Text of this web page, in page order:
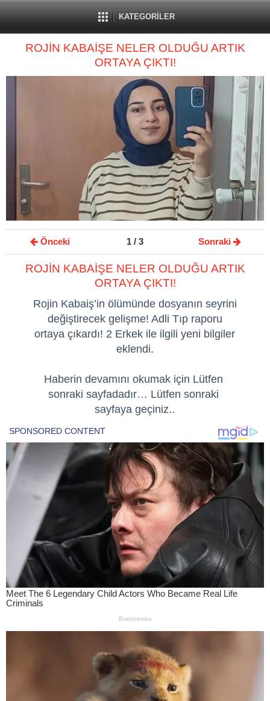
KATEGORİLER
ROJİN KABAİŞE NELER OLDUĞU ARTIK
ORTAYA ÇIKTI!
Önceki 1/ 3 Sonraki
ROJİN KABAİŞE NELER OLDUĞU ARTIK
ORTAYA ÇIKTI!
Rojin Kabaiş’in ölümünde dosyanın seyrini
değiştirecek gelişme! Adli Tıp raporu
ortaya çıkardı! 2 Erkek ile ilgili yeni bilgiler
eklendi.
Haberin devamını okumak için Lütfen
sonraki sayfadadır… Lütfen sonraki
sayfaya geçiniz..